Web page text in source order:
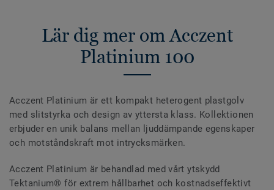
Lär dig mer om Acczent
Platinium 100
Acczent Platinium är ett kompakt heterogent plastgolv
med slitstyrka och design av yttersta klass. Kollektionen
erbjuder en unik balans mellan ljuddämpande egenskaper
och motståndskraft mot intrycksmärken.
Acczent Platinium är behandlad med vårt ytskydd
Tektanium® för extrem hållbarhet och kostnadseffektivt